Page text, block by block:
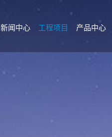
新闻中心 工程项目 产品中心